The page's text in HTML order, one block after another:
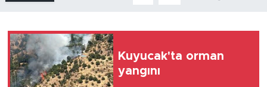
Kuyucak'ta orman
yangını